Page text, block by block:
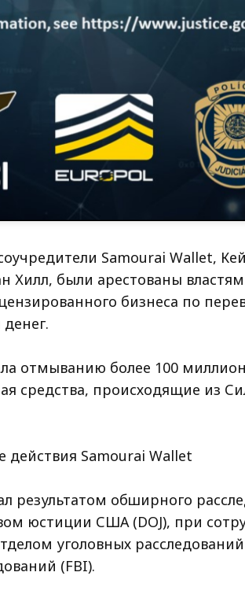
Samourai Wallet,
Хилл, были арестованы
бизнеса по
отмыванию более 100
средства, происходящие из
Samourai Wallet
результатом обширного
юстиции США (DOJ), при
уголовных расследований
(FBI).